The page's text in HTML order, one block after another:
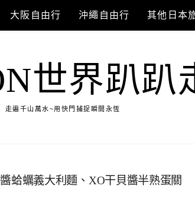
大阪自由行 沖繩自由行 其他日本
世界趴趴
走遍千山萬水~用快門捕捉瞬間永恆
蛤蠣義大利麵、XO干貝醬半熟蛋關